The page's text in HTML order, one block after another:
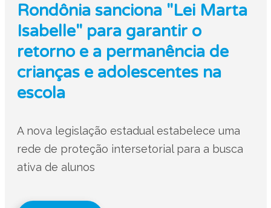
Rondônia sanciona "Lei Marta
Isabelle" para garantir o
retorno e a permanência de
crianças e adolescentes na
escola
A nova legislação estadual estabelece uma
rede de proteção intersetorial para a busca
ativa de alunos